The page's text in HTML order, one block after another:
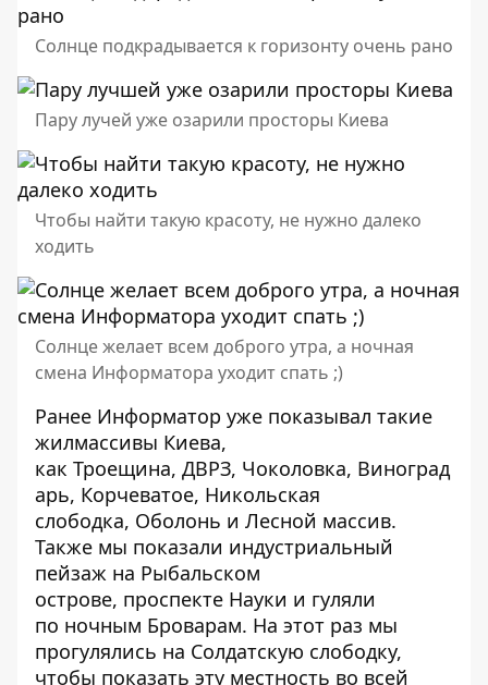
Солнце подкрадывается к горизонту очень рано
Пару лучей уже озарили просторы Киева
Чтобы найти такую красоту, не нужно далеко
ходить
Солнце желает всем доброго утра, а ночная
смена Информатора уходит спать ;)
Ранее Информатор уже показывал такие
жилмассивы Киева,
как Троещина, ДВРЗ, Чоколовка, Виноград
арь, Корчеватое, Никольская
слободка, Оболонь и Лесной массив.
Также мы показали индустриальный
пейзаж на Рыбальском
острове, проспекте Науки и гуляли
по ночным Броварам. На этот раз мы
прогулялись на Солдатскую слободку,
чтобы показать эту местность во всей